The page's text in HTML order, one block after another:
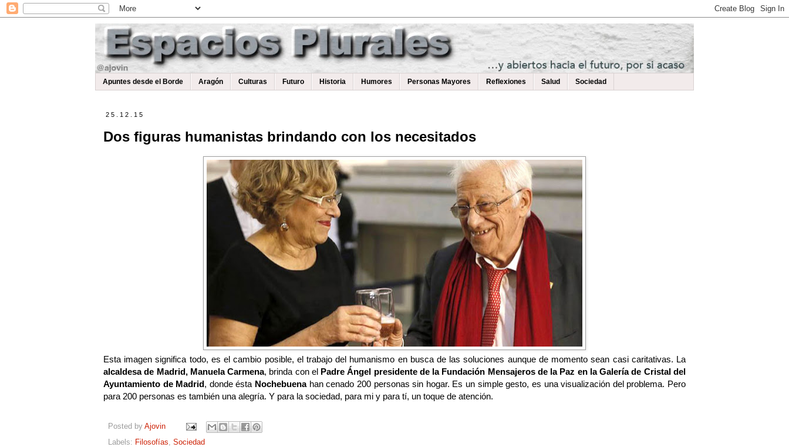
Apuntes desde el Borde Aragón Culturas Futuro Historia Humores Personas Mayores Reflexiones Salud Sociedad
25.12.15
Dos figuras humanistas brindando con los necesitados
Esta imagen significa todo, es el cambio posible, el trabajo del humanismo en busca de las soluciones aunque de momento sean casi caritativas. La
alcaldesa de Madrid, Manuela Carmena, brinda con el
Padre Ángel presidente de la Fundación Mensajeros de la Paz en la Galería de Cristal del
Ayuntamiento de Madrid, donde ésta Nochebuenahan cenado 200 personas sin hogar. Es un simple gesto, es una visualización del problema. Pero
para 200 personas es también una alegría. Y para la sociedad, para mi y para tí, un toque de atención.
Posted by Ajovin
Labels: Filosofías Sociedad